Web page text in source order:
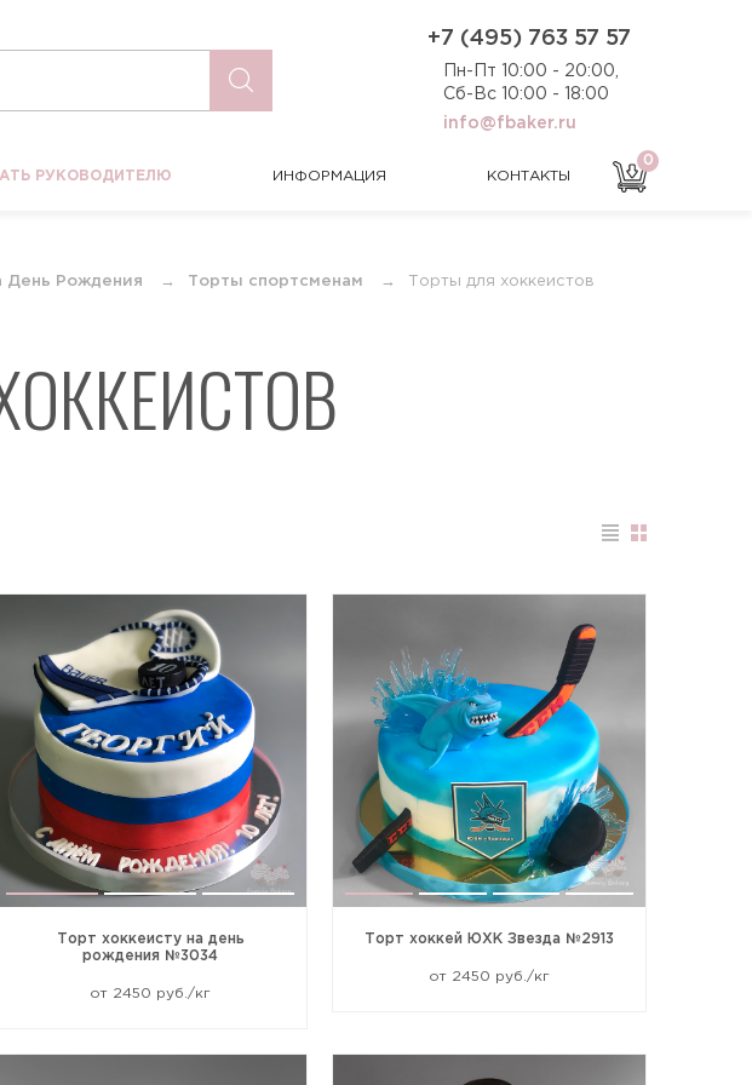
+7 (495) 763 57 57
Пн-Пт 10:00 - 20:00,
Сб-Вс 10:00 - 18:00
info@fbaker.ru
РУКОВОДИТЕЛЮ ИНФОРМАЦИЯ КОНТАКТЫ
0
КОНТАКТЫ
День Рождения Торты спортсменам Торты для хоккеистов
Торт хоккеисту на день
рождения №3034
от 2450 руб./кг
Торт хоккей ЮХК Звезда №2913
от 2450 руб./кг